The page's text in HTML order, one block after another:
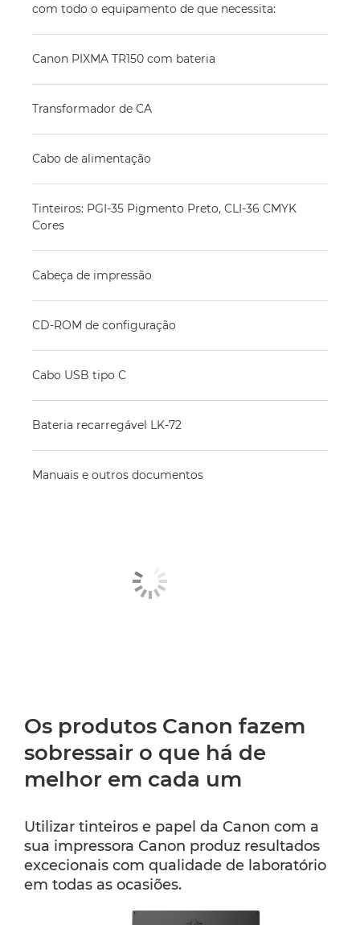
com todo o equipamento de que necessita:
Canon PIXMA TR150 com bateria
Transformador de CA
Cabo de alimentação
Tinteiros: PGI-35 Pigmento Preto, CLI-36 CMYK
Cores
Cabeça de impressão
CD-ROM de configuração
Cabo USB tipo C
Bateria recarregável LK-72
Manuais e outros documentos
Os produtos Canon fazem
sobressair o que há de
melhor em cada um
Utilizar tinteiros e papel da Canon com a
sua impressora Canon produz resultados
excecionais com qualidade de laboratório
em todas as ocasiões.